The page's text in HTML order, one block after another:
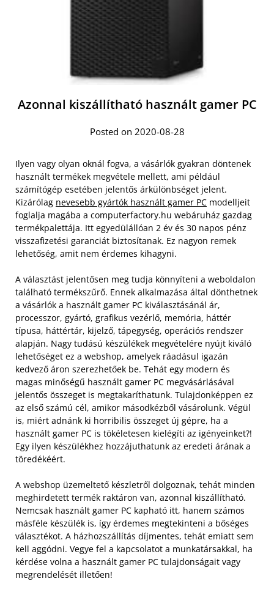
Azonnal kiszállítható használt gamer PC
Posted on 2020-08-28
Ilyen vagy olyan oknál fogva, a vásárlók gyakran döntenek
használt termékek megvétele mellett, ami például
számítógép esetében jelentős árkülönbséget jelent.
Kizárólag nevesebb gyártók használt gamer PC modelljeit
foglalja magába a computerfactory.hu webáruház gazdag
termékpalettája. Itt egyedülállóan 2 év és 30 napos pénz
visszafizetési garanciát biztosítanak. Ez nagyon remek
lehetőség, amit nem érdemes kihagyni.
A választást jelentősen meg tudja könnyíteni a weboldalon
található termékszűrő. Ennek alkalmazása által dönthetnek
a vásárlók a használt gamer PC kiválasztásánál ár,
processzor, gyártó, grafikus vezérlő, memória, háttér
típusa, háttértár, kijelző, tápegység, operációs rendszer
alapján. Nagy tudású készülékek megvételére nyújt kiváló
lehetőséget ez a webshop, amelyek ráadásul igazán
kedvező áron szerezhetőek be. Tehát egy modern és
magas minőségű használt gamer PC megvásárlásával
jelentős összeget is megtakaríthatunk. Tulajdonképpen ez
az első számú cél, amikor másodkézből vásárolunk. Végül
is, miért adnánk ki horribilis összeget új gépre, ha a
használt gamer PC is tökéletesen kielégíti az igényeinket?!
Egy ilyen készülékhez hozzájuthatunk az eredeti árának a
töredékéért.
A webshop üzemeltető készletről dolgoznak, tehát minden
meghirdetett termék raktáron van, azonnal kiszállítható.
Nemcsak használt gamer PC kapható itt, hanem számos
másféle készülék is, így érdemes megtekinteni a bőséges
választékot. A házhozszállítás díjmentes, tehát emiatt sem
kell aggódni. Vegye fel a kapcsolatot a munkatársakkal, ha
kérdése volna a használt gamer PC tulajdonságait vagy
megrendelését illetően!